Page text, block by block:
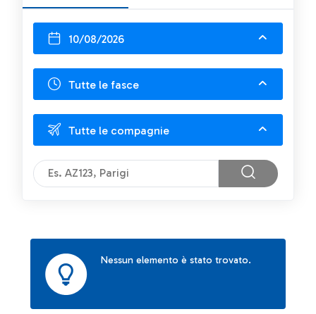
10/08/2026
Tutte le fasce
Tutte le compagnie
Nessun elemento è stato trovato.